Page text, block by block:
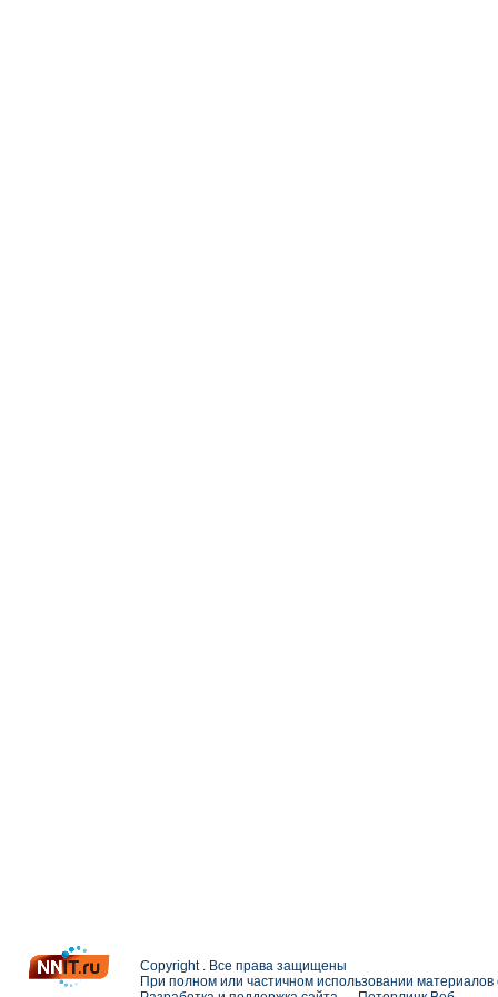
Copyright . Все права защищены
При полном или частичном использовании